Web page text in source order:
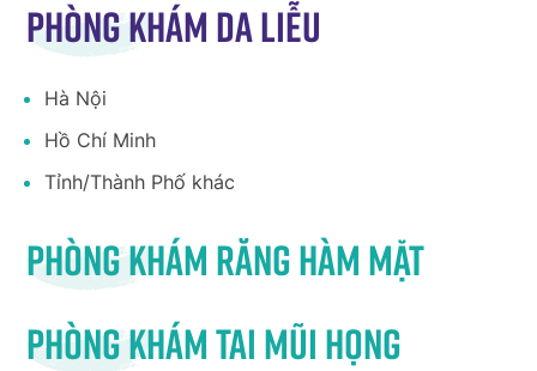
Phòng khám da liễu
Hà Nội
Hồ Chí Minh
Tỉnh/Thành Phố khác
Phòng khám răng hàm mặt
Phòng khám tai mũi họng